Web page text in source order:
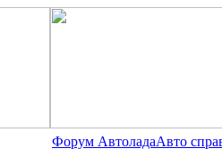
Форум АвтоладаАвто